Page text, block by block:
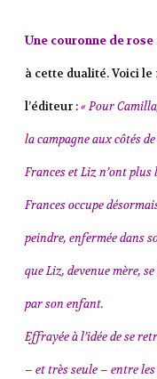
Une couronne de rose
à cette dualité. Voici le
l’éditeur :« Pour
la campagne aux côtés de
Frances et Liz n’ont plus
Frances occupe
peindre, enfermée dans
que Liz, devenue mère,
par son enfant.
Effrayée à l’idée de se
– et très seule – entre